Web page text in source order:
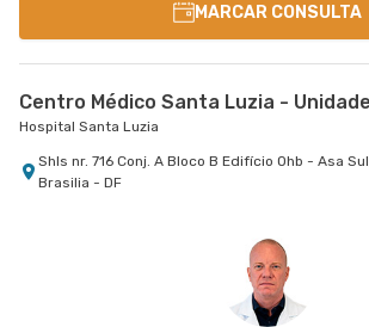
MARCAR CONSULTA
Centro Médico Santa Luzia -
Hospital Santa Luzia
Shls nr. 716 Conj. A Bloco B Edifício Ohb - Asa
Brasilia - DF